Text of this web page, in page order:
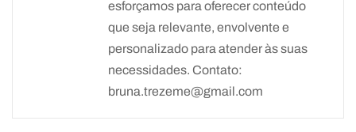
esforçamos para oferecer conteúdo
que seja relevante, envolvente e
personalizado para atender às suas
necessidades. Contato:
bruna.trezeme@gmail.com